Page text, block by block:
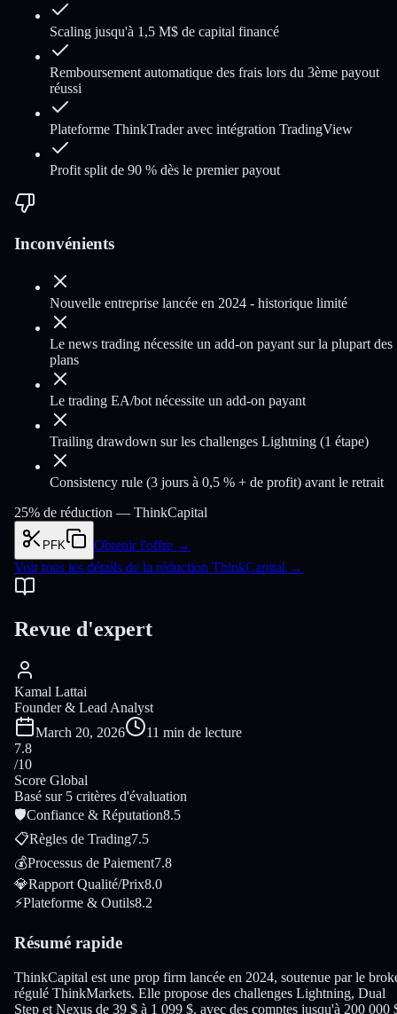
Scaling jusqu'à 1,5 M$ de capital financé
Remboursement automatique des frais lors du 3ème payout
réussi
Plateforme ThinkTrader avec intégration TradingView
Profit split de 90 % dès le premier payout
Inconvénients
Nouvelle entreprise lancée en 2024 - historique limité
Le news trading nécessite un add-on payant sur la plupart des
plans
Le trading EA/bot nécessite un add-on payant
Trailing drawdown sur les challenges Lightning (1 étape)
Consistency rule (3 jours à 0,5 % + de profit) avant le retrait
25% de réduction — ThinkCapital
PFK Obtenir l'offre →
Voir tous les détails de la réduction ThinkCapital →
Revue d'expert
Kamal Lattai
Founder & Lead Analyst
March 20, 2026
11 min de lecture
7.8
/10
Score Global
Basé sur 5 critères d'évaluation
🛡Confiance & Réputation8.5
📋Règles de Trading7.5
💰Processus de Paiement7.8
💎Rapport Qualité/Prix8.0
⚡Plateforme & Outils8.2
Résumé rapide
ThinkCapital est une prop firm lancée en 2024, soutenue par le
régulé ThinkMarkets. Elle propose des challenges Lightning, Dual
Step et Nexus de 39 $ à 1 099 $, avec des comptes jusqu'à 200 000